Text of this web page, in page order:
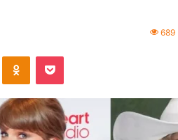
689
Odnoklassniki
Pocket